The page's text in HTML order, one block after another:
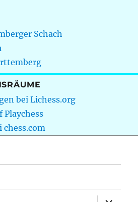
Schach
bei Lichess.org
Playchess
chess.com